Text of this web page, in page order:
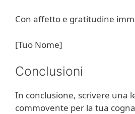
Con affetto e gratitudine
[Tuo Nome]
Conclusioni
In conclusione, scrivere una
commovente per la tua